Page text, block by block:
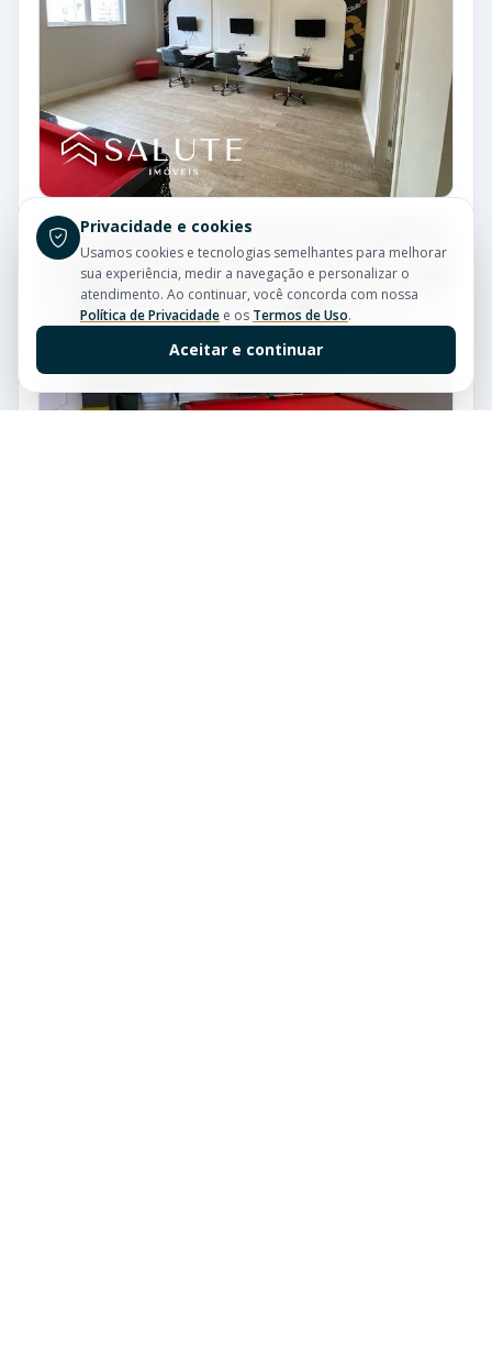
Privacidade e cookies
Usamos cookies e tecnologias semelhantes para melhorar
sua experiência, medir a navegação e personalizar o
atendimento. Ao continuar, você concorda com nossa
Política de Privacidade e os Termos de Uso.
Aceitar e continuar